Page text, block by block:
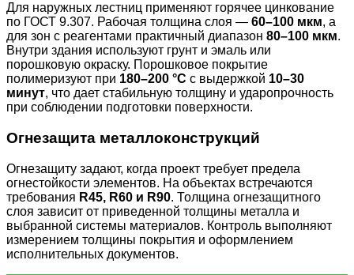
Для наружных лестниц применяют горячее цинкование
по ГОСТ 9.307. Рабочая толщина слоя — 60–100 мкм, а
для зон с реагентами практичный диапазон 80–100 мкм.
Внутри здания используют грунт и эмаль или
порошковую окраску. Порошковое покрытие
полимеризуют при 180–200 °C с выдержкой 10–30
минут, что дает стабильную толщину и ударопрочность
при соблюдении подготовки поверхности.
Огнезащита металлоконструкций
Огнезащиту задают, когда проект требует предела
огнестойкости элементов. На объектах встречаются
требования R45, R60 и R90. Толщина огнезащитного
слоя зависит от приведенной толщины металла и
выбранной системы материалов. Контроль выполняют
измерением толщины покрытия и оформлением
исполнительных документов.